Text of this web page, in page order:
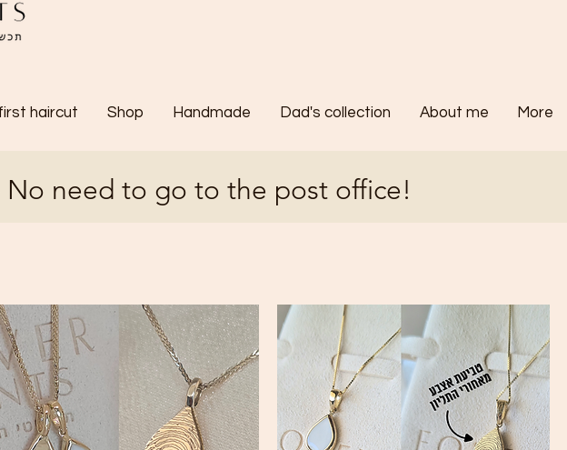
haircut Shop Handmade Dad's collection About me More
need to go to the post office!